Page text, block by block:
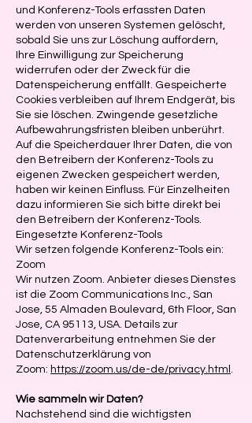
und Konferenz-Tools erfassten Daten
werden von unseren Systemen gelöscht,
sobald Sie uns zur Löschung auffordern,
Ihre Einwilligung zur Speicherung
widerrufen oder der Zweck für die
Datenspeicherung entfällt. Gespeicherte
Cookies verbleiben auf Ihrem Endgerät, bis
Sie sie löschen. Zwingende gesetzliche
Aufbewahrungsfristen bleiben unberührt.
Auf die Speicherdauer Ihrer Daten, die von
den Betreibern der Konferenz-Tools zu
eigenen Zwecken gespeichert werden,
haben wir keinen Einfluss. Für Einzelheiten
dazu informieren Sie sich bitte direkt bei
den Betreibern der Konferenz-Tools.
Eingesetzte Konferenz-Tools
Wir setzen folgende Konferenz-Tools ein:
Zoom
Wir nutzen Zoom. Anbieter dieses Dienstes
ist die Zoom Communications Inc., San
Jose, 55 Almaden Boulevard, 6th Floor, San
Jose, CA 95113, USA. Details zur
Datenverarbeitung entnehmen Sie der
Datenschutzerklärung von
Zoom: https://zoom.us/de-de/privacy.html .
Wie sammeln wir Daten?
Nachstehend sind die wichtigsten